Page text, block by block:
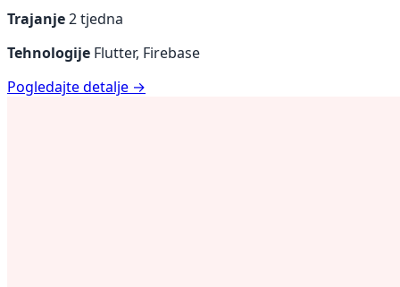
Trajanje2 tjedna
Tehnologije Flutter, Firebase
Pogledajte detalje →